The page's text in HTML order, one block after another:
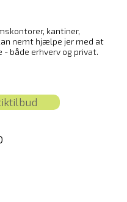
kantiner,
nemt hjælpe jer med at
både erhverv og privat.